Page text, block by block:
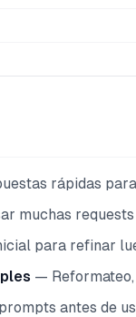
rápidas
muchas
para refinar
—
antes de